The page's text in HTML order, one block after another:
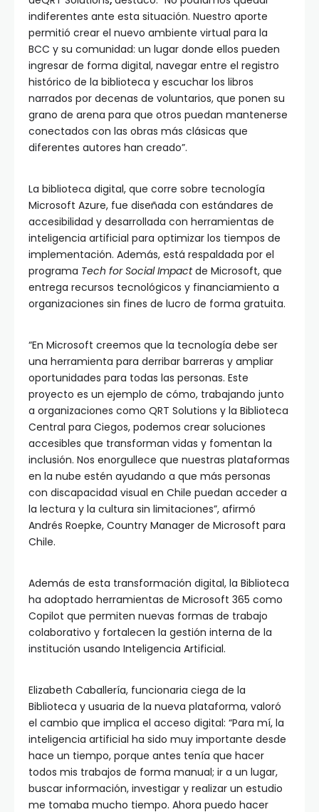
indiferentes ante esta situación. Nuestro aporte
permitió crear el nuevo ambiente virtual para la
BCC y su comunidad: un lugar donde ellos pueden
ingresar de forma digital, navegar entre el registro
histórico de la biblioteca y escuchar los libros
narrados por decenas de voluntarios, que ponen su
grano de arena para que otros puedan mantenerse
conectados con las obras más clásicas que
diferentes autores han creado”.
La biblioteca digital, que corre sobre tecnología
Microsoft Azure, fue diseñada con estándares de
accesibilidad y desarrollada con herramientas de
inteligencia artificial para optimizar los tiempos de
implementación. Además, está respaldada por el
programa Tech for Social Impactde Microsoft, que
entrega recursos tecnológicos y financiamiento a
organizaciones sin fines de lucro de forma gratuita.
“En Microsoft creemos que la tecnología debe ser
una herramienta para derribar barreras y ampliar
oportunidades para todas las personas. Este
proyecto es un ejemplo de cómo, trabajando junto
a organizaciones como QRT Solutions y la Biblioteca
Central para Ciegos, podemos crear soluciones
accesibles que transforman vidas y fomentan la
inclusión. Nos enorgullece que nuestras plataformas
en la nube estén ayudando a que más personas
con discapacidad visual en Chile puedan acceder a
la lectura y la cultura sin limitaciones”, afirmó
Andrés Roepke, Country Manager de Microsoft para
Chile.
Además de esta transformación digital, la Biblioteca
ha adoptado herramientas de Microsoft 365 como
Copilot que permiten nuevas formas de trabajo
colaborativo y fortalecen la gestión interna de la
institución usando Inteligencia Artificial.
Elizabeth Caballería, funcionaria ciega de la
Biblioteca y usuaria de la nueva plataforma, valoró
el cambio que implica el acceso digital: “Para mí, la
inteligencia artificial ha sido muy importante desde
hace un tiempo, porque antes tenía que hacer
todos mis trabajos de forma manual; ir a un lugar,
buscar información, investigar y realizar un estudio
me tomaba mucho tiempo. Ahora puedo hacer